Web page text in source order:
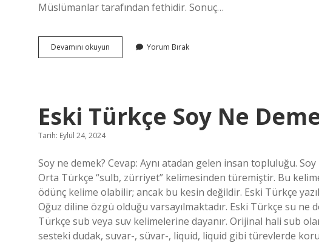
Müslümanlar tarafından fethidir. Sonuç…
Devamını okuyun
1979
Yorum Bırak
Eski Türkçe Soy Ne
Tarih: Eylül 24, 2024
Soy ne demek? Cevap: Aynı atadan gelen insan topluluğu.
Orta Türkçe “sulb, zürriyet” kelimesinden türemiştir. Bu
ödünç kelime olabilir; ancak bu kesin değildir. Eski Türkçe
Oğuz diline özgü olduğu varsayılmaktadır. Eski Türkçe su ne
Türkçe sub veya suv kelimelerine dayanır. Orijinal hali sub
sesteki dudak, suvar-, süvar-, liquid, liquid gibi türevlerde